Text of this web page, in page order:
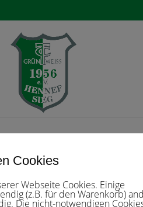
Mannschaften
Cookies
Webseite Cookies. Einige
(z.B. für den Warenkorb)
Die nicht-notwendigen